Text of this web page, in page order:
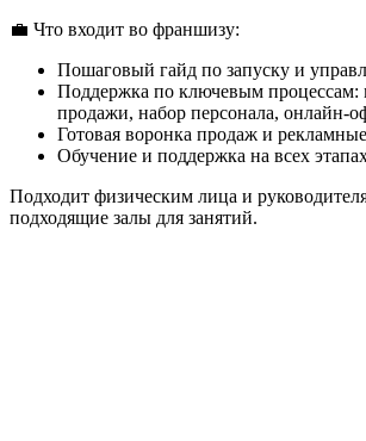
💼 Что входит во франшизу:
Пошаговый гайд по запуску и
Поддержка по ключевым процессам:
продажи, набор персонала, онлайн-
Готовая воронка продаж и
Обучение и поддержка на всех
Подходит физическим лица и
подходящие залы для занятий.